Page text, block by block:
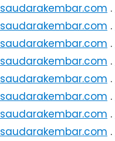
saudarakembar.com .
saudarakembar.com .
saudarakembar.com .
saudarakembar.com .
saudarakembar.com .
saudarakembar.com .
saudarakembar.com .
saudarakembar.com .